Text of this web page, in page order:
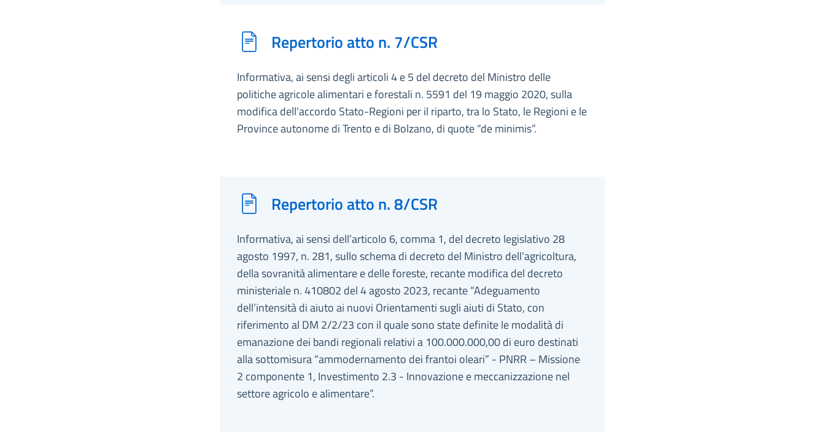
Repertorio atto n. 7/CSR
Informativa, ai sensi degli articoli 4 e 5 del decreto del Ministro delle
politiche agricole alimentari e forestali n. 5591 del 19 maggio 2020, sulla
modifica dell’accordo Stato-Regioni per il riparto, tra lo Stato, le Regioni e le
Province autonome di Trento e di Bolzano, di quote “de minimis”.
Repertorio atto n. 8/CSR
Informativa, ai sensi dell’articolo 6, comma 1, del decreto legislativo 28
agosto 1997, n. 281, sullo schema di decreto del Ministro dell’agricoltura,
della sovranità alimentare e delle foreste, recante modifica del decreto
ministeriale n. 410802 del 4 agosto 2023, recante “Adeguamento
dell’intensità di aiuto ai nuovi Orientamenti sugli aiuti di Stato, con
riferimento al DM 2/2/23 con il quale sono state definite le modalità di
emanazione dei bandi regionali relativi a 100.000.000,00 di euro destinati
alla sottomisura “ammodernamento dei frantoi oleari” - PNRR – Missione
2 componente 1, Investimento 2.3 - Innovazione e meccanizzazione nel
settore agricolo e alimentare”.